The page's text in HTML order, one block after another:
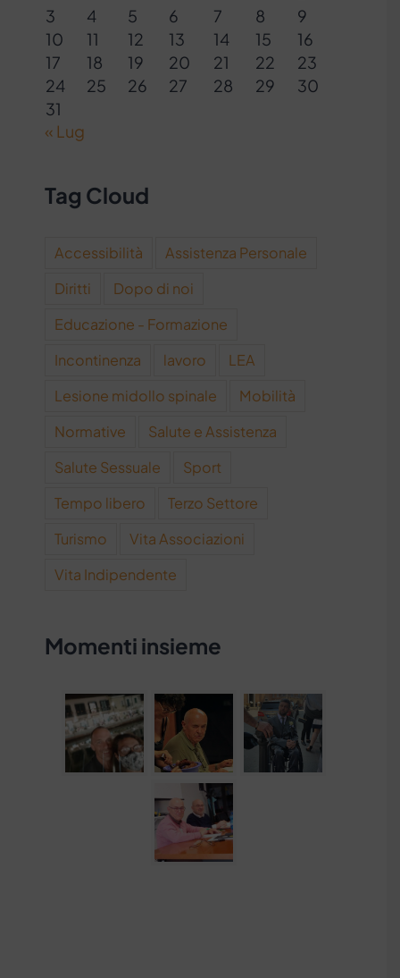
3
4 5 6 7 8
9
10
11 12 13 14 15
16
17
18 19 20 21 22
23
24
25 26 27 28 29
30
31
« Lug
Tag Cloud
Accessibilità
Assistenza Personale
Diritti
Dopo di noi
Educazione - Formazione
Incontinenza
lavoro
LEA
Lesione midollo spinale
Mobilità
Normative
Salute e Assistenza
Salute Sessuale
Sport
Tempo libero
Terzo Settore
Turismo
Vita Associazioni
Vita Indipendente
Momenti insieme